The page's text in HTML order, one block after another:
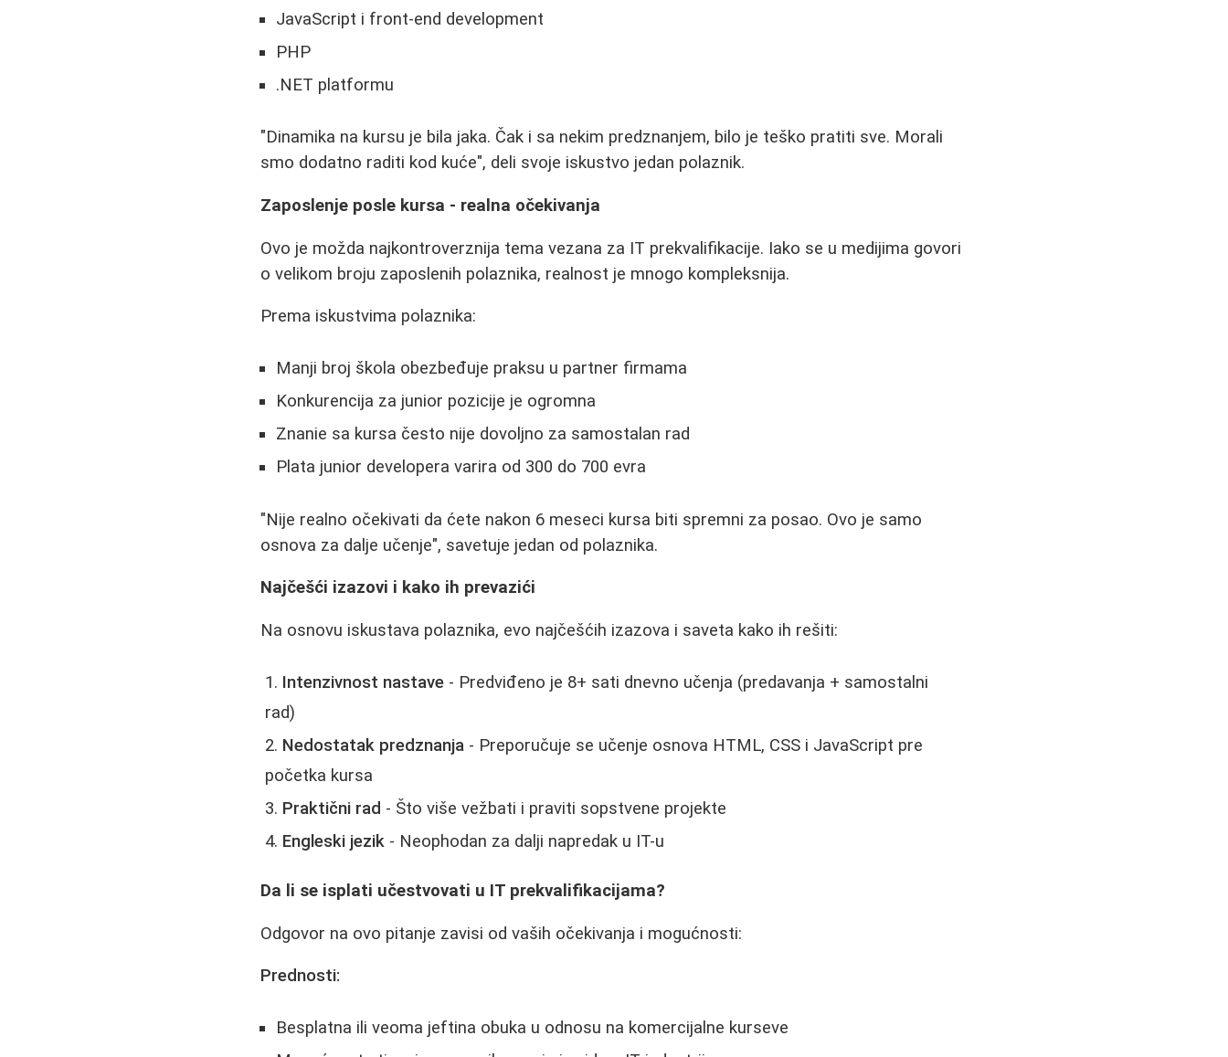
JavaScript i front-end development
PHP
.NET platformu
"Dinamika na kursu je bila jaka. Čak i sa nekim predznanjem, bilo je teško pratiti sve. Morali
smo dodatno raditi kod kuće", deli svoje iskustvo jedan polaznik.
Zaposlenje posle kursa - realna očekivanja
Ovo je možda najkontroverznija tema vezana za IT prekvalifikacije. Iako se u medijima govori
o velikom broju zaposlenih polaznika, realnost je mnogo kompleksnija.
Prema iskustvima polaznika:
Manji broj škola obezbeđuje praksu u partner firmama
Konkurencija za junior pozicije je ogromna
Znanie sa kursa često nije dovoljno za samostalan rad
Plata junior developera varira od 300 do 700 evra
"Nije realno očekivati da ćete nakon 6 meseci kursa biti spremni za posao. Ovo je samo
osnova za dalje učenje", savetuje jedan od polaznika.
Najčešći izazovi i kako ih prevazići
Na osnovu iskustava polaznika, evo najčešćih izazova i saveta kako ih rešiti:
Intenzivnost nastave - Predviđeno je 8+ sati dnevno učenja (predavanja + samostalni
rad)
Nedostatak predznanja - Preporučuje se učenje osnova HTML, CSS i JavaScript pre
početka kursa
Praktični rad - Što više vežbati i praviti sopstvene projekte
Engleski jezik - Neophodan za dalji napredak u IT-u
Da li se isplati učestvovati u IT prekvalifikacijama?
Odgovor na ovo pitanje zavisi od vaših očekivanja i mogućnosti:
Prednosti:
Besplatna ili veoma jeftina obuka u odnosu na komercijalne kurseve